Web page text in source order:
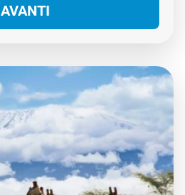
AVANTI